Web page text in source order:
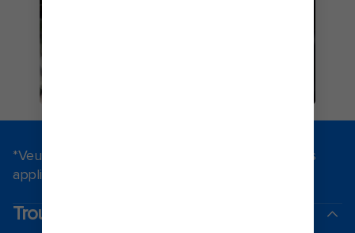
*Veuillez consulter toutes les conditions générales
applicables aux promotions
Trouvez votre croisière